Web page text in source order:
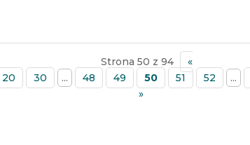
Strona 50 z 94
«
20 30 ... 48 49 50 51 52 ...
»